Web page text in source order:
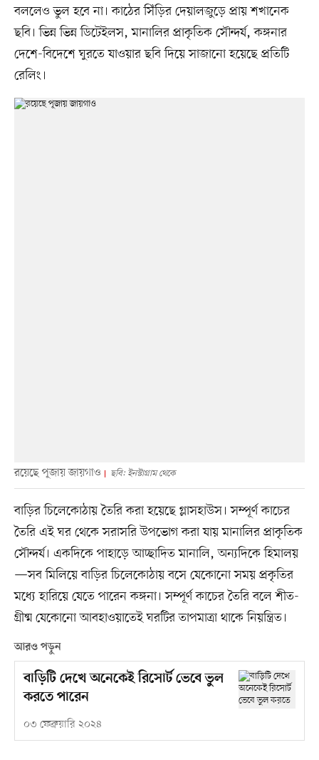
বললেও ভুল হবে না। কাঠের সিঁড়ির দেয়ালজুড়ে প্রায় শখানেক
ছবি। ভিন্ন ভিন্ন ডিটেইলস, মানালির প্রাকৃতিক সৌন্দর্য, কঙ্গনার
দেশে-বিদেশে ঘুরতে যাওয়ার ছবি দিয়ে সাজানো হয়েছে প্রতিটি
রেলিং।
রয়েছে পূজায় জায়গাও ছবি: ইনস্টাগ্রাম থেকে
বাড়ির চিলেকোঠায় তৈরি করা হয়েছে গ্লাসহাউস। সম্পূর্ণ কাচের
তৈরি এই ঘর থেকে সরাসরি উপভোগ করা যায় মানালির প্রাকৃতিক
সৌন্দর্য। একদিকে পাহাড়ে আচ্ছাদিত মানালি, অন্যদিকে হিমালয়
—সব মিলিয়ে বাড়ির চিলেকোঠায় বসে যেকোনো সময় প্রকৃতির
মধ্যে হারিয়ে যেতে পারেন কঙ্গনা। সম্পূর্ণ কাচের তৈরি বলে শীত-
গ্রীষ্ম যেকোনো আবহাওয়াতেই ঘরটির তাপমাত্রা থাকে নিয়ন্ত্রিত।
আরও পড়ুন
বাড়িটি দেখে অনেকেই রিসোর্ট ভেবে ভুল
করতে পারেন
০৩ ফেব্রুয়ারি ২০২৪